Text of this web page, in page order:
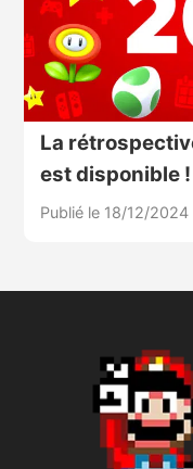
La
est disponible !
Publié le 18/12/2024